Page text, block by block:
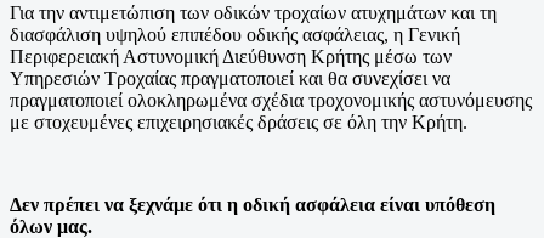
Για την αντιμετώπιση των οδικών τροχαίων ατυχημάτων και τη
διασφάλιση υψηλού επιπέδου οδικής ασφάλειας, η Γενική
Περιφερειακή Αστυνομική Διεύθυνση Κρήτης μέσω των
Υπηρεσιών Τροχαίας πραγματοποιεί και θα συνεχίσει να
πραγματοποιεί ολοκληρωμένα σχέδια τροχονομικής αστυνόμευσης
με στοχευμένες επιχειρησιακές δράσεις σε όλη την Κρήτη.
Δεν πρέπει να ξεχνάμε ότι η οδική ασφάλεια είναι υπόθεση
όλων μας.